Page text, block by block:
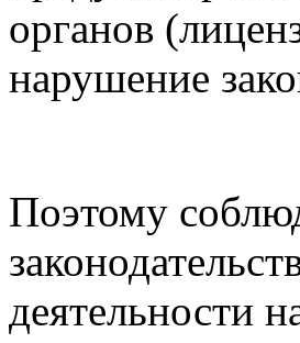
органов
нарушение
Поэтому
деятельности